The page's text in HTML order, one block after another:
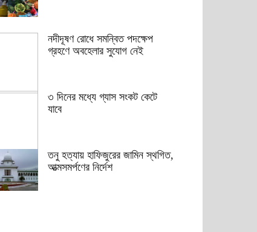
নদীদূষণ রোধে সমন্বিত পদক্ষেপ
গ্রহণে অবহেলার সুযোগ নেই
৩ দিনের মধ্যে গ্যাস সংকট কেটে
যাবে
তনু হত্যায় হাফিজুরের জামিন স্থগিত,
আত্মসমর্পণের নির্দেশ